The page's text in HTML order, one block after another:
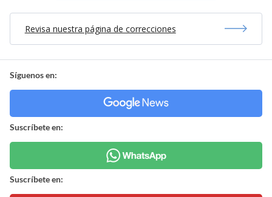
Revisa nuestra página de correcciones
Síguenos en:
Suscríbete en:
Suscríbete en: